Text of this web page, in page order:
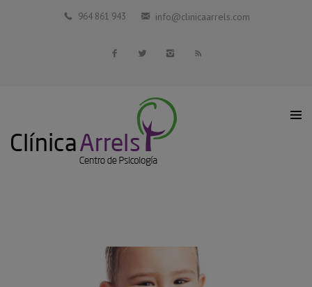
Blog
964 861 943 info@clinicaarrels.com